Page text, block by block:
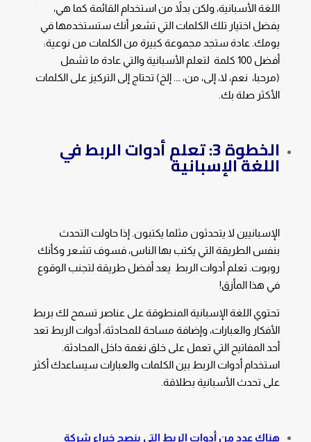
اللغة الأسبانية، ولكن بدلاً من استخدام القائمة كما هي،
يفضل اختيار تلك الكلمات التي تشعر أنك ستستخدمها في
يومك. عادة ستجد مجموعة كبيرة من الكلمات من نوعية:
أفضل 100 كلمة لتعلم الأسبانية والتي عادة ما تشمل
(مرحبا، نعم، لا، إلى، من، …. إلخ) تحتاج إلى التركيز على الكلمات
الأكثر صلة بك.
الخطوة 3: تعلم أدوات الربط في
اللغة الإسبانية
الإسبانيين لا يتحدثون مثلما يكتبون. إذا حاولت التحدث
بنفس الطريقة التي يكتب بها الناس، فسوف تشعر وكأنك
روبوت. تعلم أدوات الربط يعد أفضل طريقة لتجنب الوقوع
في هذا المأزق!
تحتوي اللغة الإسبانية المنطوقة على عناصر تسمح لك بربط
الأفكار والعبارات، وإضافة مساحة للمحادثة، أدوات الربط تعد
أحد المفاتيح التي تعمل على خلق نغمة داخل المحادثة.
استخدام أدوات الربط بين الكلمات والعبارات سيساعدك أكثر
على تحدث الأسبانية بطلاقة.
هناك عدد من أدوات الربط التي ينصح خبراء شركة